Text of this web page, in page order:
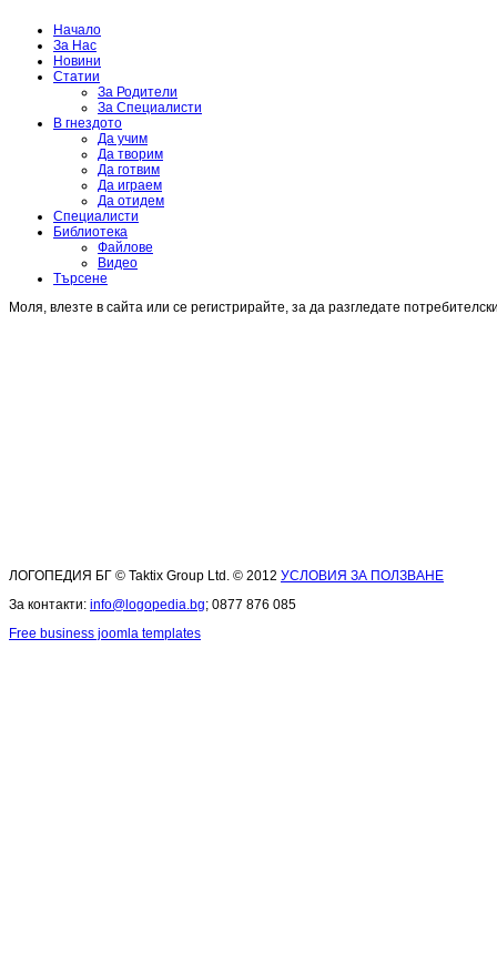
Начало
За Нас
Новини
Статии
За Родители
За Специалисти
В гнездото
Да учим
Да творим
Да готвим
Да играем
Да отидем
Специалисти
Библиотека
Файлове
Видео
Търсене
Моля, влезте в сайта или се регистрирайте, за да разгледате
ЛОГОПЕДИЯ БГ © Taktix Group Ltd. © 2012 УСЛОВИЯ ЗА ПОЛЗВАНЕ
За контакти: info@logopedia.bg; 0877 876 085
Free business joomla templates